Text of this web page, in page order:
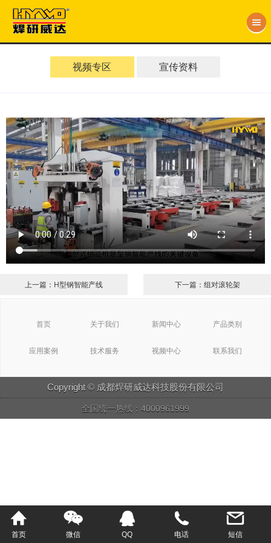
视频专区 宣传资料
上一篇：H型钢智能产线 下一篇：组对滚轮架
首页 关于我们 新闻中心 产品类别
应用案例 技术服务 视频中心 联系我们
Copyright © 成都焊研威达科技股份有限公司
全国统一热线：4000961999
首页 微信 QQ 电话 短信